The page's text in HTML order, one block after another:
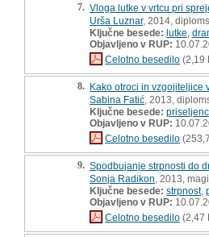
7. Vloga lutke v vrtcu pri
Urša Luznar, 2014,
Ključne besede: lutke
Objavljeno v RUP:
Celotno besedilo (2,19
8. Kako otroci in vzgojiteljice
Sabina Fatić , 2013,
Ključne besede:
Objavljeno v RUP:
Celotno besedilo
9. Spodbujanje strpnosti do
Sonja Radikon , 2013,
Ključne besede: strpnost,
Objavljeno v RUP:
Celotno besedilo (2,47